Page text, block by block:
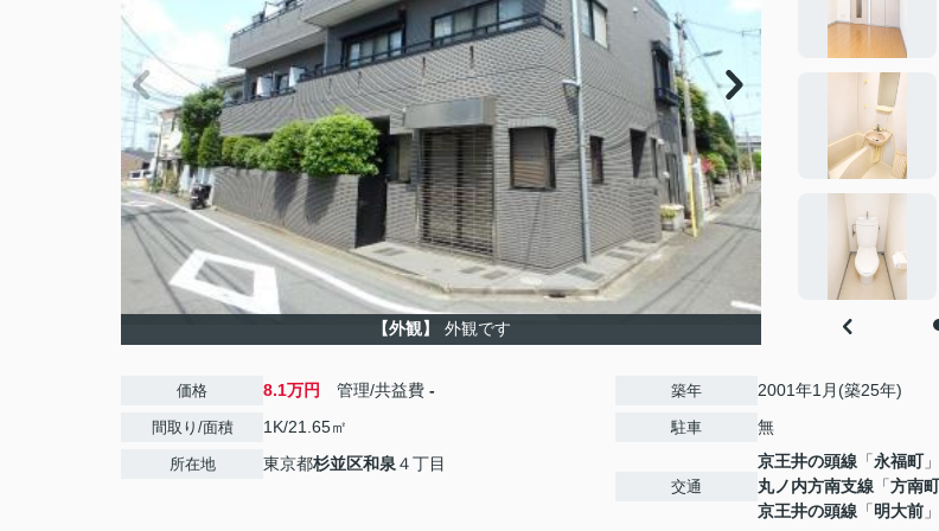
【外観】 外観です
価格 8.1万円 管理/共益費 -
間取り/面積 1K/21.65㎡
所在地 東京都杉並区和泉 ４丁目
築年 2001年1月(築25年)
駐車 無
交通
京王井の頭線 「永福町
丸ノ内方南支線 「方南町
京王井の頭線 「明大前